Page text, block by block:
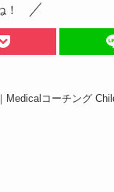
Medicalコーチング